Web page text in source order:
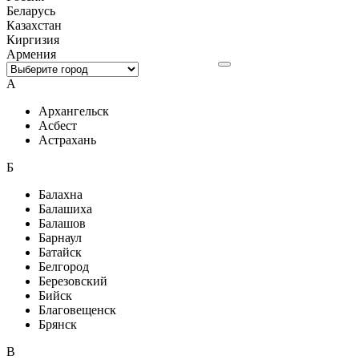
Беларусь
Казахстан
Киргизия
Армения
А
Архангельск
Асбест
Астрахань
Б
Балахна
Балашиха
Балашов
Барнаул
Батайск
Белгород
Березовский
Бийск
Благовещенск
Брянск
В